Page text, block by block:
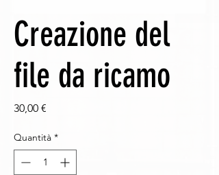
Creazione del
file da ricamo
30,00 €
Quantità *